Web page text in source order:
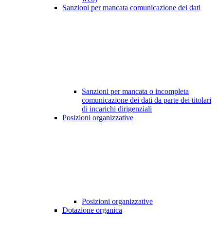
Sanzioni per mancata comunicazione dei dati
Sanzioni per mancata o incompleta
comunicazione dei dati da parte dei titolari
di incarichi dirigenziali
Posizioni organizzative
Posizioni organizzative
Dotazione organica